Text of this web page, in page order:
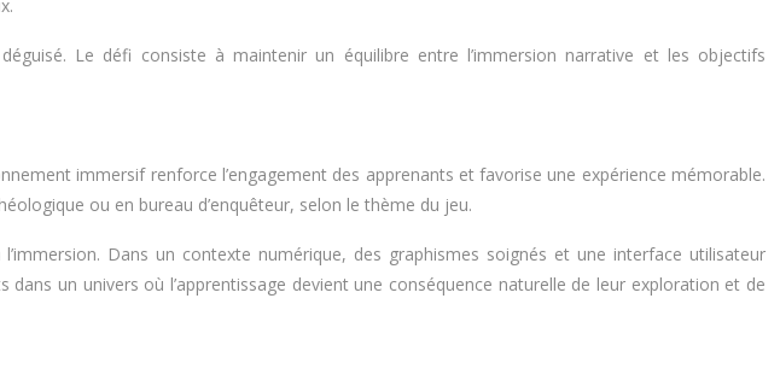
Le défi consiste à maintenir un équilibre entre l’immersion narrative et les objectifs
immersif renforce l’engagement des apprenants et favorise une expérience mémorable.
ou en bureau d’enquêteur, selon le thème du jeu.
Dans un contexte numérique, des graphismes soignés et une interface utilisateur
dans un univers où l’apprentissage devient une conséquence naturelle de leur exploration et de